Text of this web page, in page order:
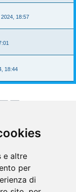
e altre
per
di
2024, 18:57
18:44